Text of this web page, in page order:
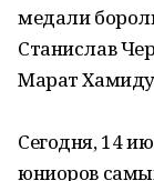
медали
Станислав
Марат
Сегодня, 14
юниоров